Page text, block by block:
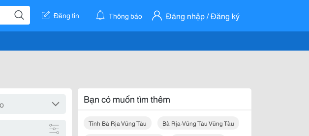
Đăng tin Thông báo Đăng nhập / Đăng ký
Bạn có muốn tìm thêm
Tỉnh Bà Rịa Vũng Tàu Bà Rịa-Vũng Tàu Vũng Tàu